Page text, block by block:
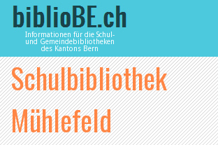
Informationen für die Schul-
und Gemeindebibliotheken
des Kantons Bern
Home
News und Fachbeiträge
Schulbibliothek
Mühlefeld